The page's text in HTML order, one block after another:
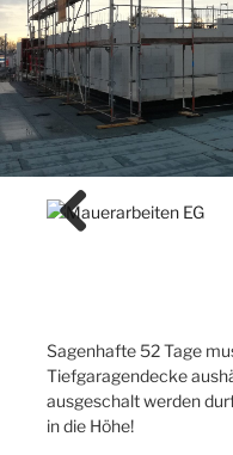
Sagenhafte 52 Tage
Tiefgaragendecke
ausgeschalt werden
in die Höhe!